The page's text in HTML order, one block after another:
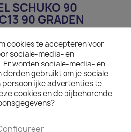
SCHUKO 90
90 GRADEN
C13 zwart 3m
cookies te accepteren voor
sociale-media- en
worden sociale-media- en
gebruikt om je sociale-
advertenties te
cookies en de bijbehorende